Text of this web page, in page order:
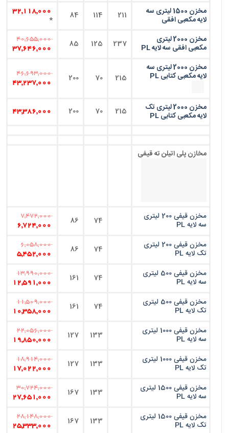
مخزن 1500 لیتری سه
لایه مکعبی افقی 211
114
84
32,118,000
*
مخزن 2000 لیتری
مکعبی افقی سه لایه PL 237
125
85
40,655,000
37,646,000
مخزن 2000 لیتری سه
لایه مکعبی کتابی PL 215
70
200
46,693,000
43,237,000
مخزن 2000 لیتری تک
لایه مکعبی کتابی PL 215
70
200
43,386,000
مخازن پلی اتیلن ته قیفی
مخزن قیفی 200 لیتری
سه لایه PL 74
86
7,472,000
6,724,000
مخزن قیفی 200 لیتری
تک لایه PL 74
86
6,058,000
5,452,000
مخزن قیفی 500 لیتری
سه لایه PL 74
161
13,990,000
12,591,000
مخزن قیفی 500 لیتری
تک لایه PL 74
161
11,509,000
10,358,000
مخزن قیفی 1000 لیتری
سه لایه PL 133
127
22,056,000
19,850,000
مخزن قیفی 1000 لیتری
تک لایه PL 133
127
18,914,000
17,022,000
مخزن قیفی 1500 لیتری
سه لایه PL 133
167
30,724,000
27,651,000
مخزن قیفی 1500 لیتری
تک لایه PL 133
167
28,148,000
25,333,000